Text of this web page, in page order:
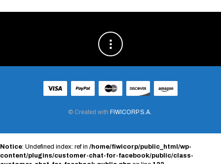
© Created with FIWICORP S.A..
Notice: Undefined index: ref in /home/fiwicorp/public_html/wp-
content/plugins/customer-chat-for-facebook/public/class-